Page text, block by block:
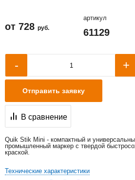
от 728 руб.
артикул
61129
- +
Отправить заявку
В сравнение
Quik Stik Mini - компактный и
промышленный маркер с твердой
краской.
Технические характеристики